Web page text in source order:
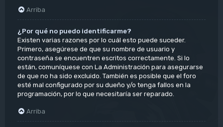
Arriba
¿Por qué no puedo identificarme?
Existen varias razones por lo cuál esto puede suceder.
Primero, asegúrese de que su nombre de usuario y
contraseña se encuentren escritos correctamente. Si lo
están, comuníquese con La Administración para asegurarse
de que no ha sido excluido. También es posible que el foro
esté mal configurado por su dueño y/o tenga fallos en la
programación, por lo que necesitaría ser reparado.
Arriba